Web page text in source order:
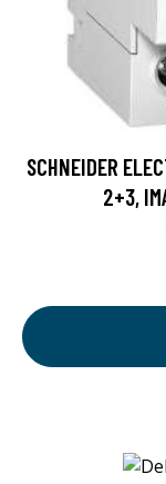
SCHNEIDER
2+3,